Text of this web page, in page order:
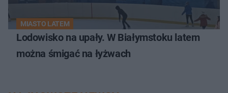
MIASTO LATEM
Lodowisko na upały. W Białymstoku latem
można śmigać na łyżwach